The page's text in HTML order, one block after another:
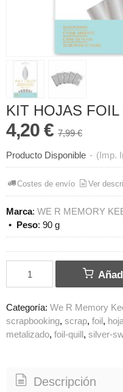
KIT HOJAS
4,20 € 7,99 €
Producto Disponible - (Imp.
Costes de envío Ver
Marca: WE R MEMORY
• Peso: 90 g
Categoría: We R Memory
scrapbooking scrap foil
metalizado foil-quill silver-
Descripción